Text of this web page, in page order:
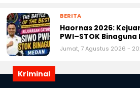
BERITA
Haornas 2026:
PWI–STOK
Jumat, 7 Agustus 2026 -
Kriminal